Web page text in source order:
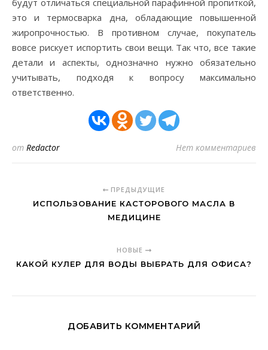
будут отличаться специальной парафинной пропиткой,
это и термосварка дна, обладающие повышенной
жиропрочностью. В противном случае, покупатель
вовсе рискует испортить свои вещи. Так что, все такие
детали и аспекты, однозначно нужно обязательно
учитывать, подходя к вопросу максимально
ответственно.
от Redactor Нет комментариев
ПРЕДЫДУЩИЕ
ИСПОЛЬЗОВАНИЕ КАСТОРОВОГО МАСЛА В
МЕДИЦИНЕ
НОВЫЕ
КАКОЙ КУЛЕР ДЛЯ ВОДЫ ВЫБРАТЬ ДЛЯ ОФИСА?
ДОБАВИТЬ КОММЕНТАРИЙ